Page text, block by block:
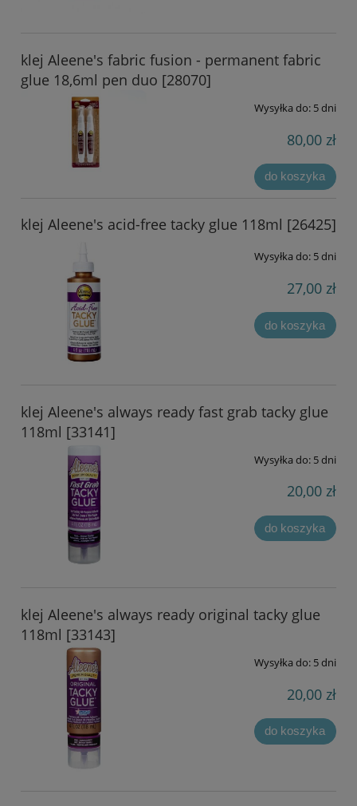
klej Aleene's fabric fusion - permanent fabric
glue 18,6ml pen duo [28070]
Wysyłka do: 5 dni
80,00 zł
do koszyka
klej Aleene's acid-free tacky glue 118ml [26425]
Wysyłka do: 5 dni
27,00 zł
do koszyka
klej Aleene's always ready fast grab tacky glue
118ml [33141]
Wysyłka do: 5 dni
20,00 zł
do koszyka
klej Aleene's always ready original tacky glue
118ml [33143]
Wysyłka do: 5 dni
20,00 zł
do koszyka